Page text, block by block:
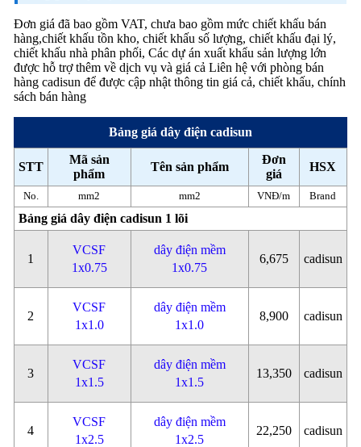
Đơn giá đã bao gồm VAT, chưa bao gồm mức chiết khấu bán
hàng,chiết khấu tồn kho, chiết khấu số lượng, chiết khấu đại lý,
chiết khấu nhà phân phối, Các dự án xuất khẩu sản lượng lớn
được hỗ trợ thêm về dịch vụ và giá cả Liên hệ với phòng bán
hàng cadisun để được cập nhật thông tin giá cả, chiết khấu, chính
sách bán hàng
Bảng giá dây điện cadisun
STT
Mã sản
phẩm
Tên sản phẩm
Đơn
giá
HSX
No. mm2 mm2 VNĐ/m Brand
Bảng giá dây điện cadisun 1 lõi
1
VCSF
1x0.75
dây điện mềm
1x0.75
6,675 cadisun
2
VCSF
1x1.0
dây điện mềm
1x1.0
8,900 cadisun
3
VCSF
1x1.5
dây điện mềm
1x1.5
13,350 cadisun
4
VCSF
1x2.5
dây điện mềm
1x2.5
22,250 cadisun